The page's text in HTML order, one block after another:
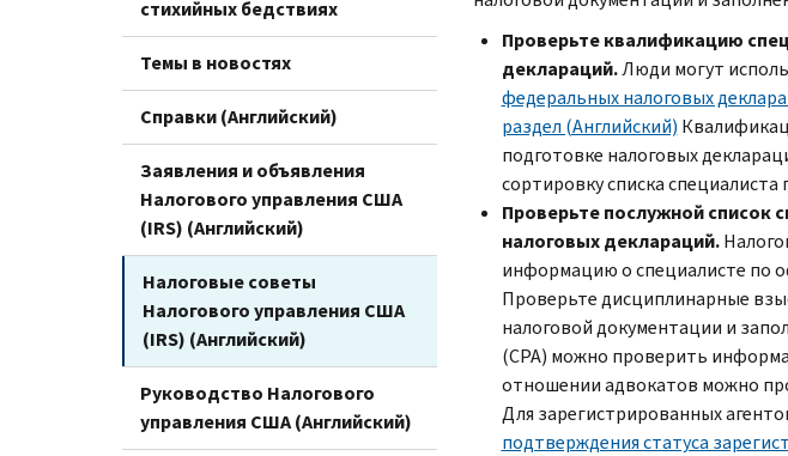
стихийных бедствиях
Темы в новостях
Справки (Английский)
Заявления и объявления
Налогового управления США
(IRS) (Английский)
Налоговые советы
Налогового управления США
(IRS) (Английский)
Руководство Налогового
управления США (Английский)
Проверьте квалификацию
деклараций.Люди могут
федеральных налоговых
раздел (Английский)
подготовке налоговых
сортировку списка
Проверьте послужной список
налоговых деклараций.
информацию о специалисте по
Проверьте дисциплинарные
налоговой документации и
(CPA) можно проверить
отношении адвокатов можно
Для зарегистрированных
подтверждения статуса